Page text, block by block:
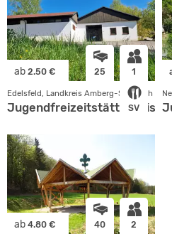
ab 2.50 € 25 1
SV
Edelsfeld, Landkreis Amberg-Sulzbach
Jugendfreizeitstätte
ab 4.80 € 40 2